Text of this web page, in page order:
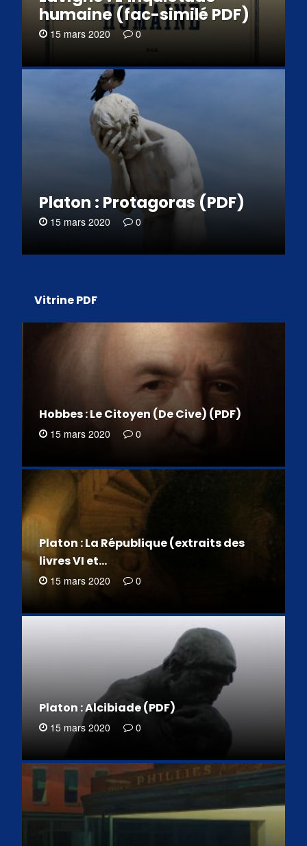
humaine (fac-similé PDF)
15 mars 2020 0
Platon : Protagoras (PDF)
15 mars 2020 0
Vitrine PDF
Hobbes : Le Citoyen (De Cive) (PDF)
15 mars 2020 0
Platon : La République (extraits des
livres VI et…
15 mars 2020 0
Platon : Alcibiade (PDF)
15 mars 2020 0